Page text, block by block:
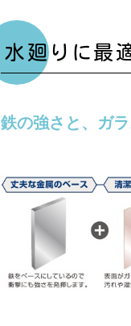
水廻りに最
鉄の強さと、ガ